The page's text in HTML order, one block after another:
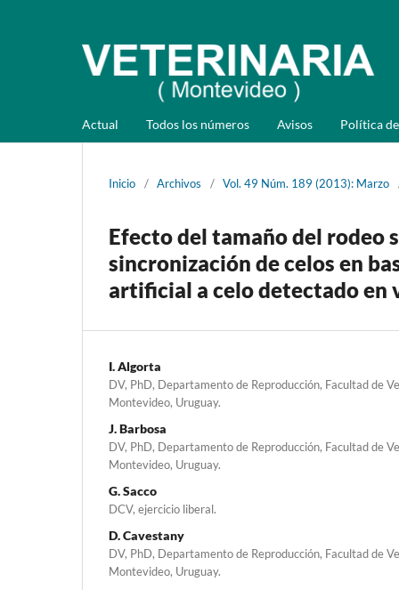
Actual Todos los números Avisos Política
Inicio / Archivos / Vol. 49 Núm. 189 (2013): Marzo
Efecto del tamaño del rodeo
sincronización de celos en
artificial a celo detectado en
I. Algorta
DV, PhD, Departamento de Reproducción, Facultad de
Montevideo, Uruguay.
J. Barbosa
DV, PhD, Departamento de Reproducción, Facultad de
Montevideo, Uruguay.
G. Sacco
DCV, ejercicio liberal.
D. Cavestany
DV, PhD, Departamento de Reproducción, Facultad de
Montevideo, Uruguay.